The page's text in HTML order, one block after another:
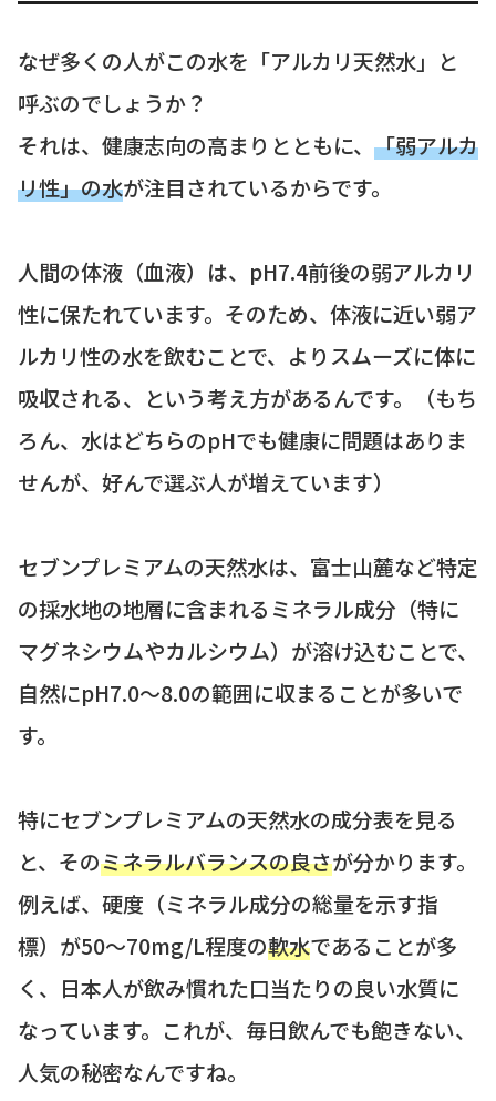
なぜ多くの人がこの水を「アルカリ天然水」と
呼ぶのでしょうか？
それは、健康志向の高まりとともに、 「弱アルカ
リ性」の水が注目されているからです。
人間の体液（血液）は、pH7.4前後の弱アルカリ
性に保たれています。そのため、体液に近い弱ア
ルカリ性の水を飲むことで、よりスムーズに体に
吸収される、という考え方があるんです。（もち
ろん、水はどちらのpHでも健康に問題はありま
せんが、好んで選ぶ人が増えています）
セブンプレミアムの天然水は、富士山麓など特定
の採水地の地層に含まれるミネラル成分（特に
マグネシウムやカルシウム）が溶け込むことで、
自然にpH7.0～8.0の範囲に収まることが多いで
す。
特にセブンプレミアムの天然水の成分表を見る
と、そのミネラルバランスの良さが分かります。
例えば、硬度（ミネラル成分の総量を示す指
標）が50〜70mg/L程度の軟水であることが多
く、日本人が飲み慣れた口当たりの良い水質に
なっています。これが、毎日飲んでも飽きない、
人気の秘密なんですね。